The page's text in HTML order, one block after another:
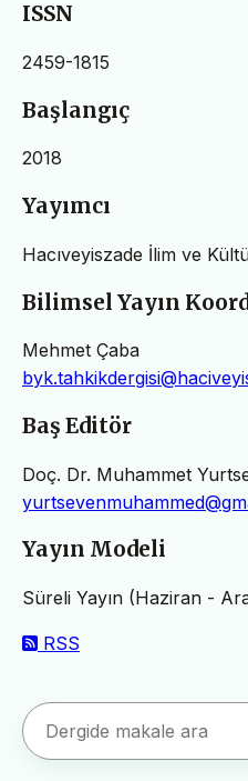
ISSN
2459-1815
Başlangıç
2018
Yayımcı
Hacıveyiszade İlim ve
Bilimsel Yayın
Mehmet Çaba
Baş Editör
Doç. Dr. Muhammet
Yayın Modeli
Süreli Yayın (Haziran -
RSS